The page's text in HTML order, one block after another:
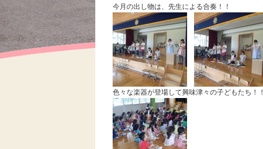
今月の出し物は、先生による合奏！！
色々な楽器が登場して興味津々の子どもたち！！